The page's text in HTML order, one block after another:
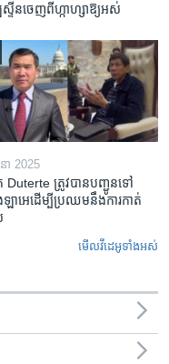
ស្ទីន​ចេញពី​ហ្កាហ្សា​ឱ្យ​អស់
ា 2025
ត្រូវ​បាន​បញ្ជូនទៅ
ឡាអេ​ដើម្បី​ប្រឈម​នឹង​ការកាត់
មើល​វីដេអូ​ទាំង​អស់